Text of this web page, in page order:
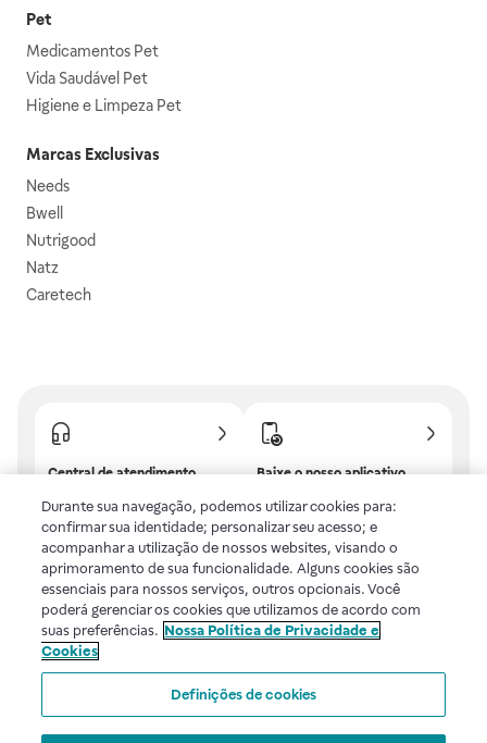
Pet
Medicamentos Pet
Vida Saudável Pet
Higiene e Limpeza Pet
Marcas Exclusivas
Needs
Bwell
Nutrigood
Natz
Caretech
Central de atendimento
frequentes ou fale com a
gente.
Baixe o nosso aplicativo
benefícios exclusivos!
Uma empresa
Voltar ao topo
Durante sua navegação, podemos utilizar cookies para:
confirmar sua identidade; personalizar seu acesso; e
acompanhar a utilização de nossos websites, visando o
aprimoramento de sua funcionalidade. Alguns cookies são
essenciais para nossos serviços, outros opcionais. Você
poderá gerenciar os cookies que utilizamos de acordo com
suas preferências. Nossa Política de Privacidade e
Cookies
Definições de cookies